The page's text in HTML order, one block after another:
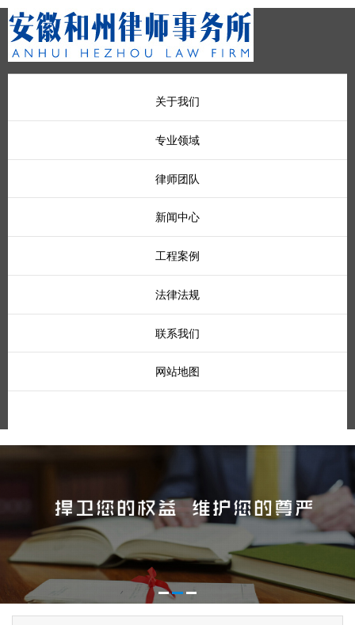
关于我们
专业领域
律师团队
新闻中心
工程案例
法律法规
联系我们
网站地图